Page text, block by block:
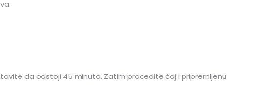
da odstoji 45 minuta. Zatim procedite čaj i pripremljenu